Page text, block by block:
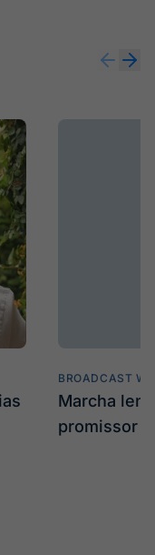
BROADCAST
Marcha
promissor